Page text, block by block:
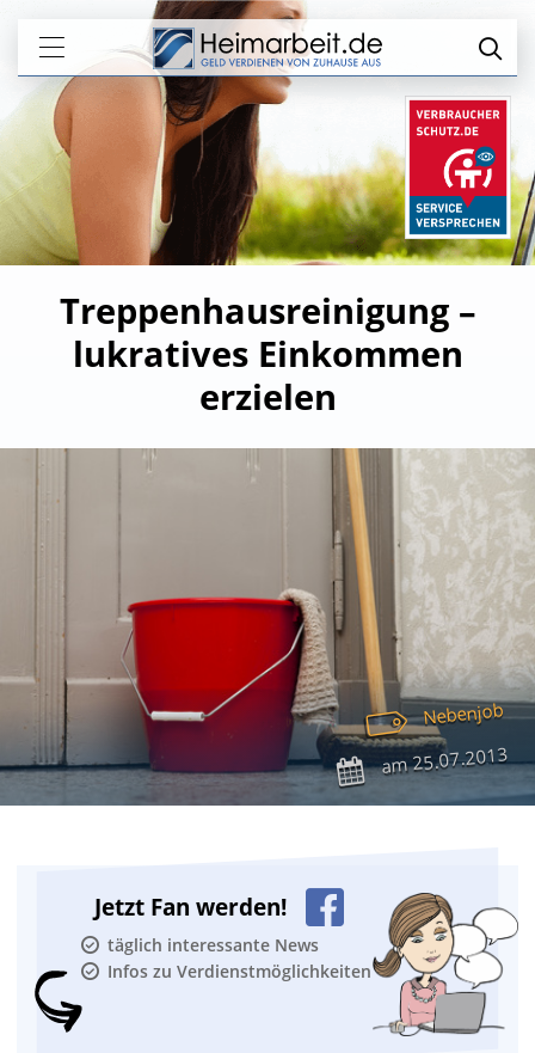
Treppenhausreinigung –
lukratives Einkommen
erzielen
Nebenjob
am25.07.2013
Jetzt Fan werden!
täglich interessante News
Infos zu Verdienstmöglichkeiten